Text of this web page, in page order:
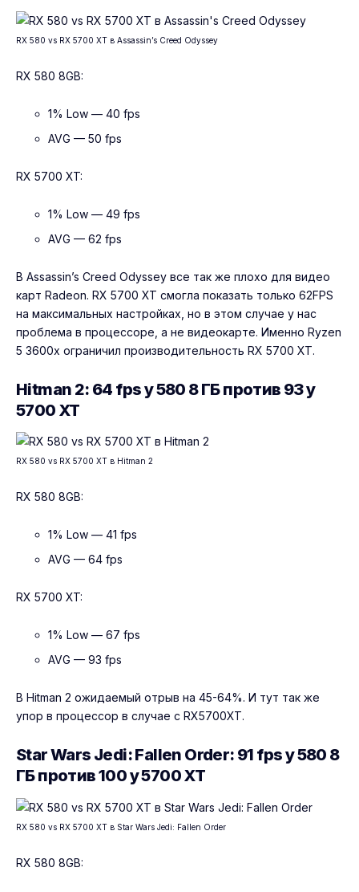
RX 580 vs RX 5700 XT в Assassin’s Creed Odyssey
RX 580 8GB:
1% Low — 40 fps
AVG — 50 fps
RX 5700 XT:
1% Low — 49 fps
AVG — 62 fps
В Assassin’s Creed Odyssey все так же плохо для видео
карт Radeon. RX 5700 XT смогла показать только 62FPS
на максимальных настройках, но в этом случае у нас
проблема в процессоре, а не видеокарте. Именно Ryzen
5 3600x ограничил производительность RX 5700 XT.
Hitman 2: 64 fps у 580 8 ГБ против 93 у
5700 XT
RX 580 vs RX 5700 XT в Hitman 2
RX 580 8GB:
1% Low — 41 fps
AVG — 64 fps
RX 5700 XT:
1% Low — 67 fps
AVG — 93 fps
В Hitman 2 ожидаемый отрыв на 45-64%. И тут так же
упор в процессор в случае с RX5700XT.
Star Wars Jedi: Fallen Order: 91 fps у 580 8
ГБ против 100 у 5700 XT
RX 580 vs RX 5700 XT в Star Wars Jedi: Fallen Order
RX 580 8GB: